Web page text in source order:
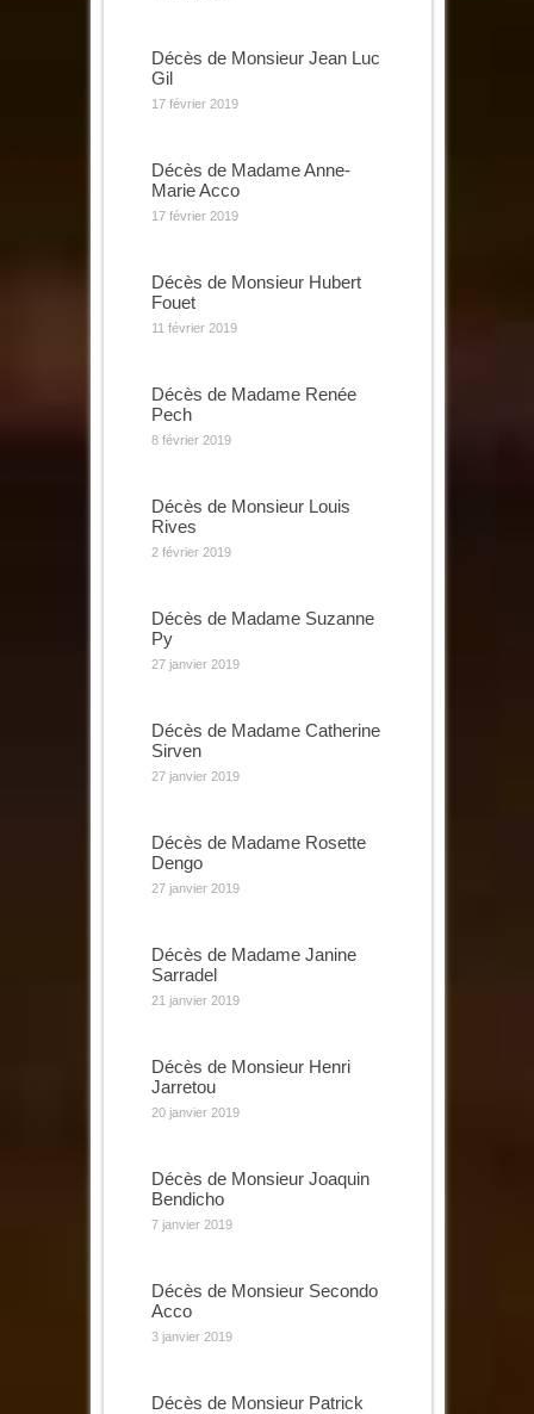
Décès de Monsieur Jean Luc
Gil
17 février 2019
Décès de Madame Anne-
Marie Acco
17 février 2019
Décès de Monsieur Hubert
Fouet
11 février 2019
Décès de Madame Renée
Pech
8 février 2019
Décès de Monsieur Louis
Rives
2 février 2019
Décès de Madame Suzanne
Py
27 janvier 2019
Décès de Madame Catherine
Sirven
27 janvier 2019
Décès de Madame Rosette
Dengo
27 janvier 2019
Décès de Madame Janine
Sarradel
21 janvier 2019
Décès de Monsieur Henri
Jarretou
20 janvier 2019
Décès de Monsieur Joaquin
Bendicho
7 janvier 2019
Décès de Monsieur Secondo
Acco
3 janvier 2019
Décès de Monsieur Patrick